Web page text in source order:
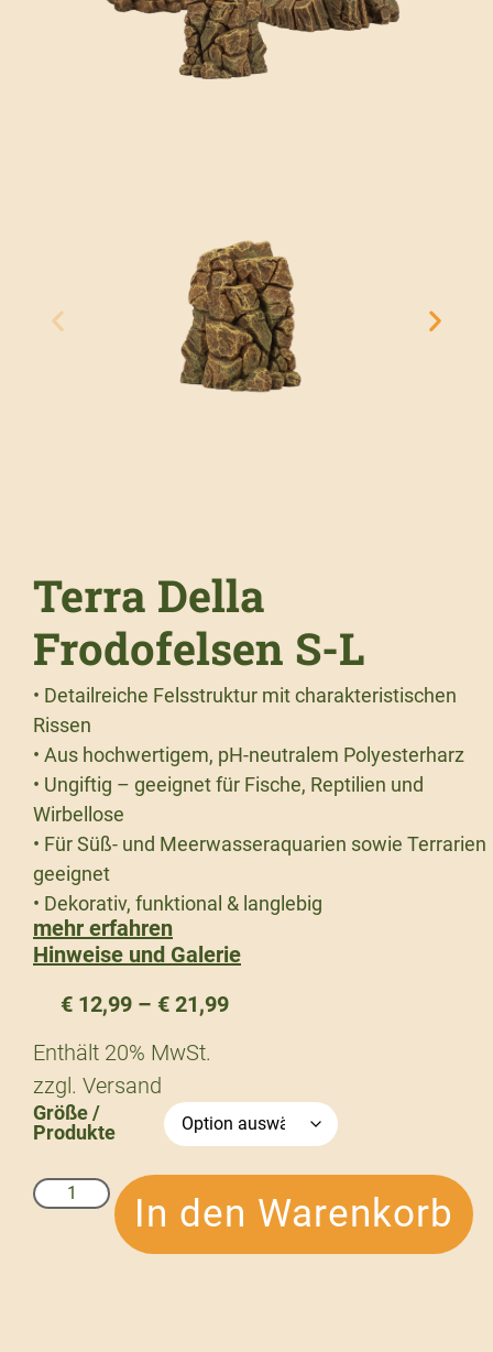
Terra Della
Frodofelsen S-L
• Detailreiche Felsstruktur mit charakteristischen
Rissen
• Aus hochwertigem, pH-neutralem Polyesterharz
• Ungiftig – geeignet für Fische, Reptilien und
Wirbellose
• Für Süß- und Meerwasseraquarien sowie Terrarien
geeignet
• Dekorativ, funktional & langlebig
mehr erfahren
Hinweise und Galerie
€ 12,99 – € 21,99
Enthält 20% MwSt.
zzgl. Versand
Größe /
Produkte
In den Warenkorb